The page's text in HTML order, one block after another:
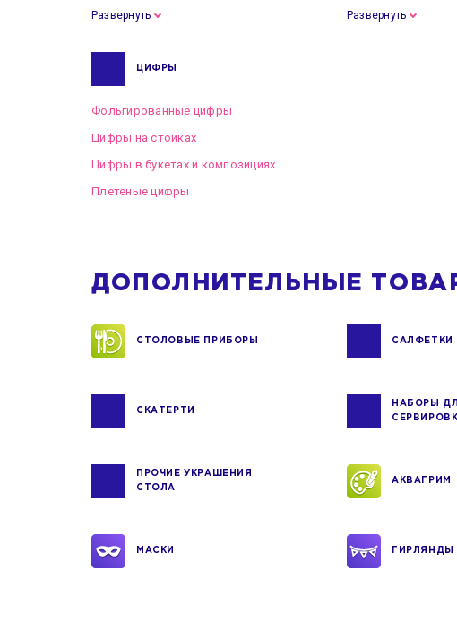
Развернуть Развернуть
ЦИФРЫ
Фольгированные цифры
Цифры на стойках
Цифры в букетах и композициях
Плетеные цифры
ДОПОЛНИТЕЛЬНЫЕ
СТОЛОВЫЕ ПРИБОРЫ САЛФЕТКИ
СКАТЕРТИ
НАБОРЫ
ПРОЧИЕ УКРАШЕНИЯ
СТОЛА
АКВАГРИМ
МАСКИ ГИРЛЯНДЫ